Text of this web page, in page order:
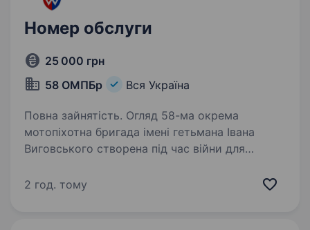
Номер обслуги
25 000 грн
58 ОМПБр
Вся Україна
Повна зайнятість. Огляд 58-ма окрема
мотопіхотна бригада імені гетьмана Івана
Виговського створена під час війни для
підрозділу пройшов через оборону населених
2 год. тому